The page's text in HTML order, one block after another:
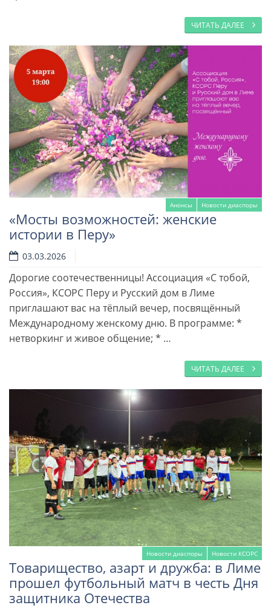
ЧИТАТЬ ДАЛЕЕ
Анонсы Новости диаспоры
«Мосты возможностей: женские
истории в Перу»
03.03.2026
Дорогие соотечественницы! Ассоциация «С тобой,
Россия», КСОРС Перу и Русский дом в Лиме
приглашают вас на тёплый вечер, посвящённый
Международному женскому дню. В программе: *
нетворкинг и живое общение; * …
ЧИТАТЬ ДАЛЕЕ
Новости диаспоры Новости КСОРС
Товарищество, азарт и дружба: в Лиме
прошел футбольный матч в честь Дня
защитника Отечества